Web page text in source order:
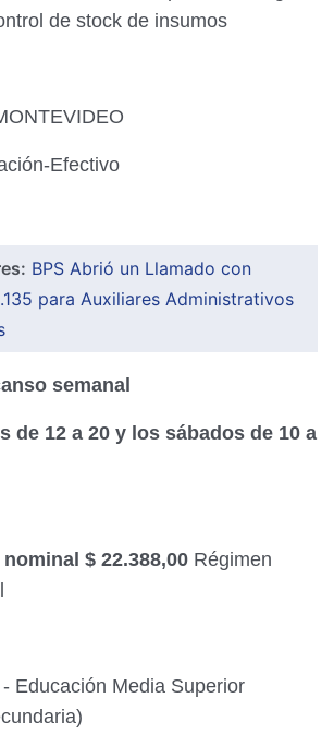
de stock de insumos
Efectivo
BPS Abrió un Llamado con
para Auxiliares Administrativos
semanal
de 12 a 20 y los sábados de 10 a
$ 22.388,00 Régimen
Educación Media Superior